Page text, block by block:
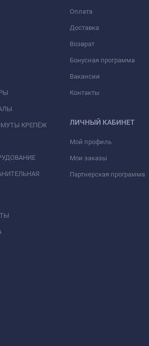
КРЕПЁЖ
Оплата
Доставка
Возврат
Бонусная программа
Вакансии
Контакты
ЛИЧНЫЙ КАБИНЕТ
Мой профиль
Мои заказы
Партнерская программа